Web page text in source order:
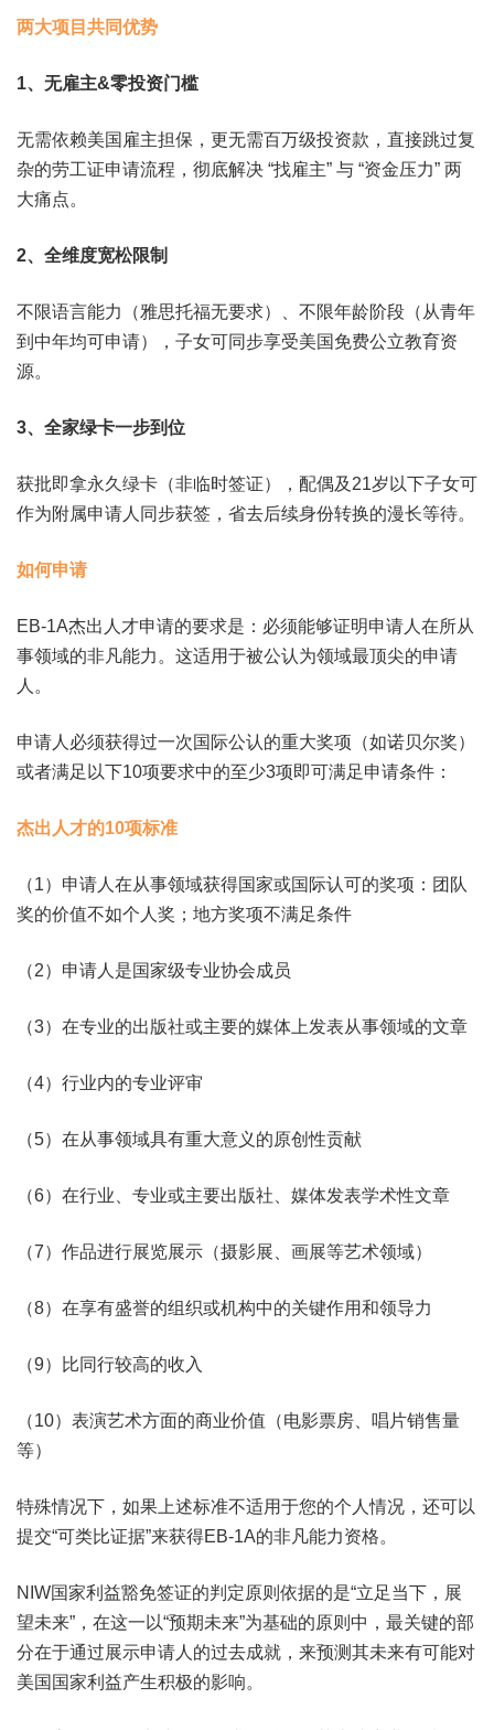
两大项目共同优势
1、 无雇主&零投资门槛
无需依赖美国雇主担保，更无需百万级投资款，直接跳过复
杂的劳工证申请流程，彻底解决 “找雇主” 与 “资金压力” 两
大痛点。
2、 全维度宽松限制
不限语言能力（雅思托福无要求）、不限年龄阶段（从青年
到中年均可申请），子女可同步享受美国免费公立教育资
源。
3、 全家绿卡一步到位
获批即拿永久绿卡（非临时签证），配偶及21岁以下子女可
作为附属申请人同步获签，省去后续身份转换的漫长等待。
如何申请
EB-1A杰出人才申请的要求是：必须能够证明申请人在所从
事领域的非凡能力。这适用于被公认为领域最顶尖的申请
人。
申请人必须获得过一次国际公认的重大奖项（如诺贝尔奖）
或者满足以下10项要求中的至少3项即可满足申请条件：
杰出人才的10项标准
（1）申请人在从事领域获得国家或国际认可的奖项：团队
奖的价值不如个人奖；地方奖项不满足条件
（2）申请人是国家级专业协会成员
（3）在专业的出版社或主要的媒体上发表从事领域的文章
（4）行业内的专业评审
（5）在从事领域具有重大意义的原创性贡献
（6）在行业、专业或主要出版社、媒体发表学术性文章
（7）作品进行展览展示（摄影展、画展等艺术领域）
（8）在享有盛誉的组织或机构中的关键作用和领导力
（9）比同行较高的收入
（10）表演艺术方面的商业价值（电影票房、唱片销售量
等）
特殊情况下，如果上述标准不适用于您的个人情况，还可以
提交“可类比证据”来获得EB-1A的非凡能力资格。
NIW国家利益豁免签证的判定原则依据的是“立足当下，展
望未来”，在这一以“预期未来”为基础的原则中，最关键的部
分在于通过展示申请人的过去成就，来预测其未来有可能对
美国国家利益产生积极的影响。